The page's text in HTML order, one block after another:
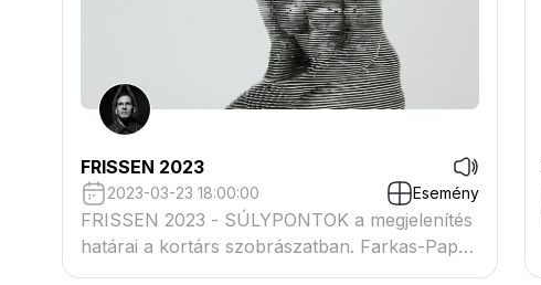
FRISSEN 2023
2023-03-23 18:00:00 Esemény
FRISSEN 2023 - SÚLYPONTOK a megjelenítés
határai a kortárs szobrászatban. Farkas-Pap
Éva, Gálhidy Péter, Majoros Áron Zsolt,